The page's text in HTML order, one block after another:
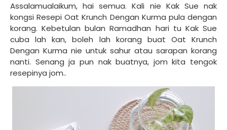
Assalamualaikum, hai semua. Kali nie Kak Sue nak
kongsi Resepi Oat Krunch Dengan Kurma pula dengan
korang. Kebetulan bulan Ramadhan hari tu Kak Sue
cuba lah kan, boleh lah korang buat Oat Krunch
Dengan Kurma nie untuk sahur atau sarapan korang
nanti. Senang ja pun nak buatnya, jom kita tengok
resepinya jom..